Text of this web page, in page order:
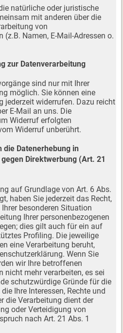
natürliche oder juristische
mit anderen über die
von
(z.B. Namen, E-Mail-Adressen o.
zur Datenverarbeitung
sind nur mit Ihrer
möglich. Sie können eine
jederzeit widerrufen. Dazu reicht
E-Mail an uns. Die
Widerruf erfolgten
Widerruf unberührt.
die Datenerhebung in
Direktwerbung (Art. 21
auf Grundlage von Art. 6 Abs.
haben Sie jederzeit das Recht,
besonderen Situation
Ihrer personenbezogenen
dies gilt auch für ein auf
Profiling. Die jeweilige
eine Verarbeitung beruht,
Wenn Sie
wir Ihre betroffenen
nicht mehr verarbeiten, es sei
schutzwürdige Gründe für die
Ihre Interessen, Rechte und
die Verarbeitung dient der
oder Verteidigung von
nach Art. 21 Abs. 1